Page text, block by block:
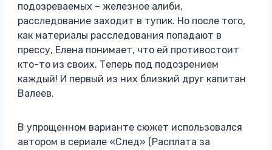
подозреваемых – железное алиби,
расследование заходит в тупик. Но после того,
как материалы расследования попадают в
прессу, Елена понимает, что ей противостоит
кто-то из своих. Теперь под подозрением
каждый! И первый из них близкий друг капитан
Валеев.
В упрощенном варианте сюжет использовался
автором в сериале «След» (Расплата за